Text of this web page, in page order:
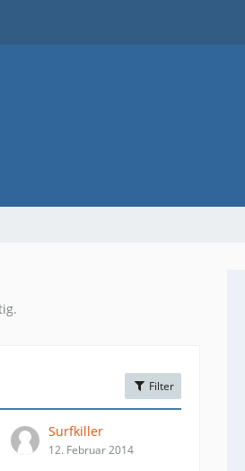
Filter
Surfkiller
12. Februar 2014